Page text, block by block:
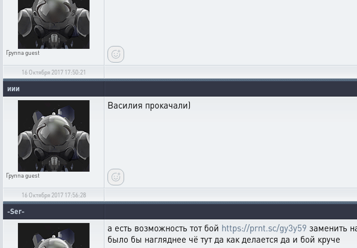
Группаguest
16 Октября 2017 17:50:21
иии
Группаguest
Василия прокачали)
16 Октября 2017 17:56:28
-Ser-
а есть возможность тот бой https://prnt.sc/gy3y59 заменить
было бы нагляднее чё тут да как делается да и бой круче